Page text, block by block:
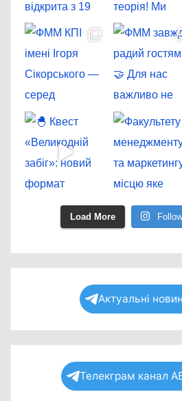
Load More
Актуальні
Телекграм канал